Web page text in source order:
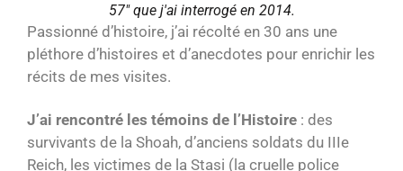
57" que j'ai interrogé en 2014.
Passionné d’histoire, j’ai récolté en 30 ans une
pléthore d’histoires et d’anecdotes pour enrichir les
récits de mes visites.
J’ai rencontré les témoins de l’Histoire : des
survivants de la Shoah, d’anciens soldats du IIIe
Reich, les victimes de la Stasi (la cruelle police